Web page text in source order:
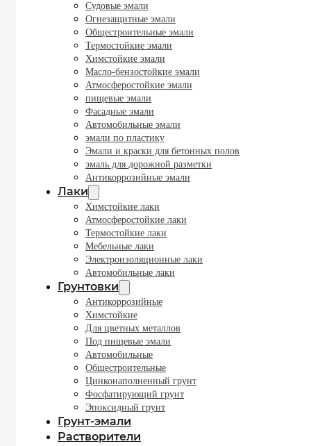
Судовые эмали
Огнезащитные эмали
Общестроительные эмали
Термостойкие эмали
Химстойкие эмали
Масло-бензостойкие эмали
Атмосферостойкие эмали
пищевые эмали
Фасадные эмали
Автомобильные эмали
эмали по пластику
Эмали и краски для бетонных полов
эмаль для дорожной разметки
Антикоррозийные эмали
Лаки
Химстойкие лаки
Атмосферостойкие лаки
Термостойкие лаки
Мебельные лаки
Электроизоляционные лаки
Автомобильные лаки
Грунтовки
Антикоррозийные
Химстойкие
Для цветных металлов
Под пищевые эмали
Автомобильные
Общестроительные
Цинконаполненный грунт
Фосфатирующий грунт
Эпоксидный грунт
Грунт-эмали
Растворители